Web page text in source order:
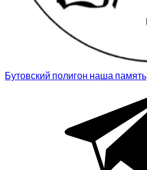
Бутовский полигон наша память